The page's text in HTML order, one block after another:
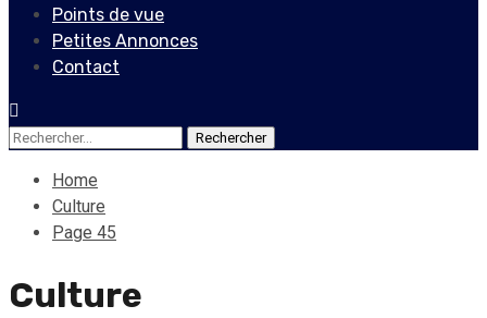
Points de vue
Petites Annonces
Contact
Rechercher :
Home
Culture
Page 45
Culture